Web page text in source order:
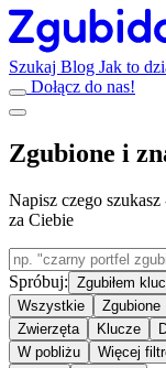
Szukaj Blog Jak to
Dołącz do nas!
Zgubione i
Napisz czego szukasz
za Ciebie
Spróbuj: Zgubiłem
Wszystkie
Zgubione
Zwierzęta
Klucze
W pobliżu
Więcej